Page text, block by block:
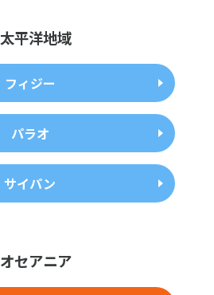
太平洋地域
フィジー
パラオ
サイパン
オセアニア